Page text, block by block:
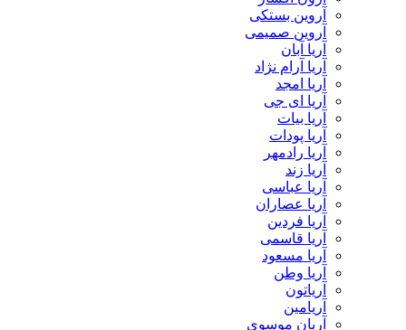
آروین بستکی
آروین صمیمی
آریا آبان
آریا آرام نژاد
آریا امجد
آریا ای جی
آریا بیات
آریا پودات
آریا رادمهر
آریا زند
آریا عباسی
آریا عصاران
آریا فردین
آریا قاسمی
آریا مسعود
آریا وطن
آریاتون
آریامین
آریان موسوی